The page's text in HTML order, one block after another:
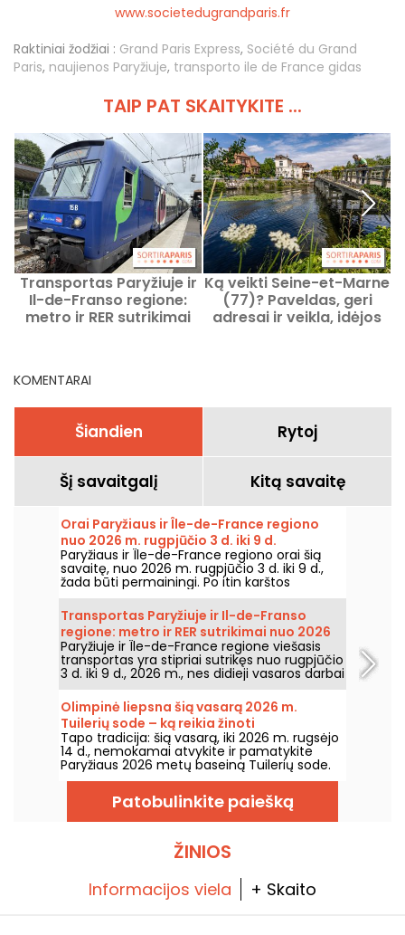
www.societedugrandparis.fr
Raktiniai žodžiai : Grand Paris Express, Société du Grand
Paris, naujienos Paryžiuje, transporto ile de France gidas
TAIP PAT SKAITYKITE ...
Transportas Paryžiuje ir
Il-de-Franso regione:
metro ir RER sutrikimai
Ką veikti Seine-et-Marne
(77)? Paveldas, geri
adresai ir veikla, idėjos
KOMENTARAI
Šiandien Rytoj
Šį savaitgalį Kitą savaitę
Orai Paryžiaus ir Île-de-France regiono
nuo 2026 m. rugpjūčio 3 d. iki 9 d.
Paryžiaus ir Île-de-France regiono orai šią
savaitę, nuo 2026 m. rugpjūčio 3 d. iki 9 d.,
žada būti permainingi. Po itin karštos
pirmadienio, kai buvo rizika perkūnijų,
temperatūros laikysis palaipsniui kris, kol grįš
šiltesnis ir saulėtas oras savaitgalį.
Transportas Paryžiuje ir Il-de-Franso
regione: metro ir RER sutrikimai nuo 2026
m. rugpjūčio 3 d. iki 9 d.
Paryžiuje ir Île-de-France regione viešasis
transportas yra stipriai sutrikęs nuo rugpjūčio
3 d. iki 9 d., 2026 m., nes didieji vasaros darbai
itin smarkiai paveikia kai kurias linijas,
praneša RATP ir SNCF.
Olimpinė liepsna šią vasarą 2026 m.
Tuilerių sode – ką reikia žinoti
Tapo tradicija: šią vasarą, iki 2026 m. rugsėjo
14 d., nemokamai atvykite ir pamatykite
Paryžiaus 2026 metų baseiną Tuilerių sode.
Patobulinkite paiešką
ŽINIOS
Informacijos viela + Skaito